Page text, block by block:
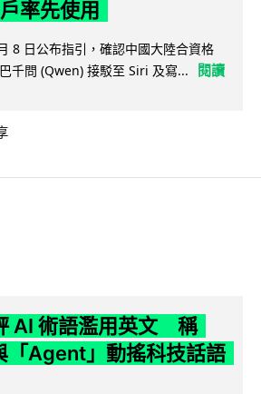
率先使用
8 日公布指引，確認中國大陸合資格
千問 (Qwen) 接駁至 Siri 及寫...
閱讀
AI 術語濫用英文 稱
「Agent」動搖科技話語